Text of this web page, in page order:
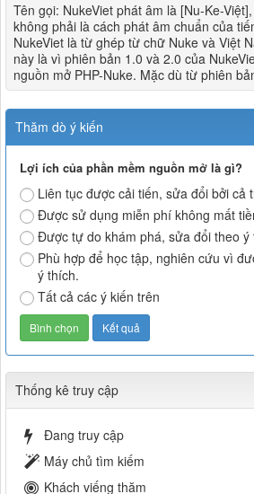
Tên gọi: NukeViet phát âm là [Nu-Ke-
không phải là cách phát âm chuẩn của
NukeViet là từ ghép từ chữ Nuke và Việt
này là vì phiên bản 1.0 và 2.0 của
nguồn mở PHP-Nuke. Mặc dù từ phiên
Thăm dò ý kiến
Lợi ích của phần mềm nguồn mở là gì?
Liên tục được cải tiến, sửa đổi bởi cả
Được sử dụng miễn phí không mất
Được tự do khám phá, sửa đổi theo ý
Phù hợp để học tập, nghiên cứu vì
ý thích.
Tất cả các ý kiến trên
Thống kê truy cập
Đang truy cập
Máy chủ tìm kiếm
Khách viếng thăm